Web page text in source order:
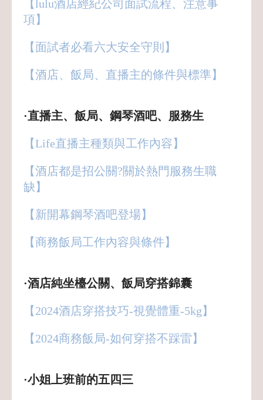
【lulu酒店經紀公司面試流程、注意事
項】
【面試者必看六大安全守則】
【酒店、飯局、直播主的條件與標準】
·直播主、飯局、鋼琴酒吧、服務生
【Life直播主種類與工作內容】
【酒店都是招公關?關於熱門服務生職
缺】
【新開幕鋼琴酒吧登場】
【商務飯局工作內容與條件】
·酒店純坐檯公關、飯局穿搭錦囊
【2024酒店穿搭技巧-視覺體重-5kg】
【2024商務飯局-如何穿搭不踩雷】
·小姐上班前的五四三